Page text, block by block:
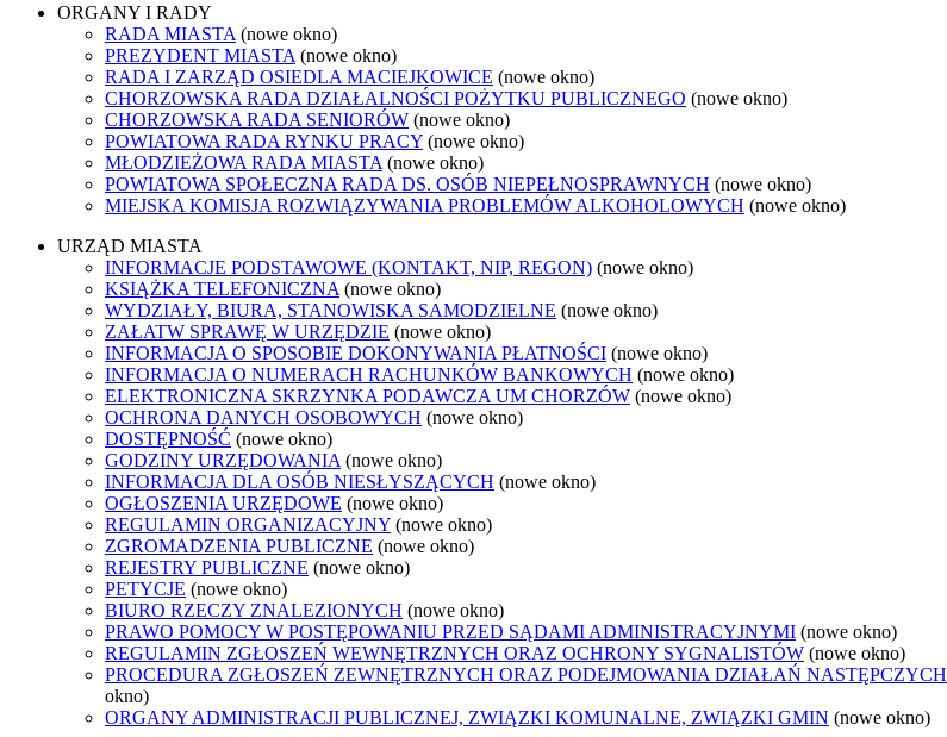
ORGANY I RADY
RADA MIASTA (nowe okno)
PREZYDENT MIASTA (nowe okno)
RADA I ZARZĄD OSIEDLA MACIEJKOWICE (nowe okno)
CHORZOWSKA RADA DZIAŁALNOŚCI POŻYTKU PUBLICZNEGO (nowe okno)
CHORZOWSKA RADA SENIORÓW (nowe okno)
POWIATOWA RADA RYNKU PRACY (nowe okno)
MŁODZIEŻOWA RADA MIASTA (nowe okno)
POWIATOWA SPOŁECZNA RADA DS. OSÓB NIEPEŁNOSPRAWNYCH (nowe okno)
MIEJSKA KOMISJA ROZWIĄZYWANIA PROBLEMÓW ALKOHOLOWYCH (nowe okno)
URZĄD MIASTA
INFORMACJE PODSTAWOWE (KONTAKT, NIP, REGON) (nowe okno)
KSIĄŻKA TELEFONICZNA (nowe okno)
WYDZIAŁY, BIURA, STANOWISKA SAMODZIELNE (nowe okno)
ZAŁATW SPRAWĘ W URZĘDZIE (nowe okno)
INFORMACJA O SPOSOBIE DOKONYWANIA PŁATNOŚCI (nowe okno)
INFORMACJA O NUMERACH RACHUNKÓW BANKOWYCH (nowe okno)
ELEKTRONICZNA SKRZYNKA PODAWCZA UM CHORZÓW (nowe okno)
OCHRONA DANYCH OSOBOWYCH (nowe okno)
DOSTĘPNOŚĆ (nowe okno)
GODZINY URZĘDOWANIA (nowe okno)
INFORMACJA DLA OSÓB NIESŁYSZĄCYCH (nowe okno)
OGŁOSZENIA URZĘDOWE (nowe okno)
REGULAMIN ORGANIZACYJNY (nowe okno)
ZGROMADZENIA PUBLICZNE (nowe okno)
REJESTRY PUBLICZNE (nowe okno)
PETYCJE (nowe okno)
BIURO RZECZY ZNALEZIONYCH (nowe okno)
PRAWO POMOCY W POSTĘPOWANIU PRZED SĄDAMI ADMINISTRACYJNYMI (nowe okno)
REGULAMIN ZGŁOSZEŃ WEWNĘTRZNYCH ORAZ OCHRONY SYGNALISTÓW (nowe okno)
PROCEDURA ZGŁOSZEŃ ZEWNĘTRZNYCH ORAZ PODEJMOWANIA DZIAŁAŃ NASTĘPCZYCH
okno)
ORGANY ADMINISTRACJI PUBLICZNEJ, ZWIĄZKI KOMUNALNE, ZWIĄZKI GMIN (nowe okno)